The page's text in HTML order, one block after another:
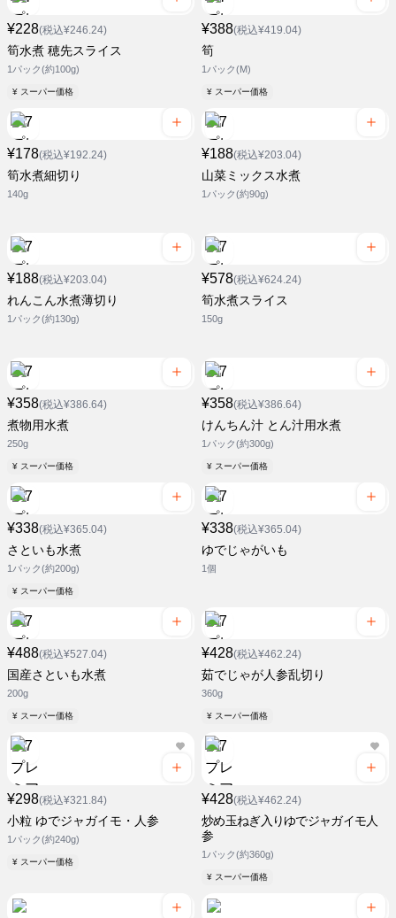
¥228(税込¥246.24)
筍水煮 穂先スライス
1パック(約100g)
¥ スーパー価格
¥388(税込¥419.04)
筍
1パック(M)
¥ スーパー価格
¥178(税込¥192.24)
筍水煮細切り
140g
¥188(税込¥203.04)
山菜ミックス水煮
1パック(約90g)
¥188(税込¥203.04)
れんこん水煮薄切り
1パック(約130g)
¥578(税込¥624.24)
筍水煮スライス
150g
¥358(税込¥386.64)
煮物用水煮
250g
¥ スーパー価格
¥358(税込¥386.64)
けんちん汁 とん汁用水煮
1パック(約300g)
¥ スーパー価格
¥338(税込¥365.04)
さといも水煮
1パック(約200g)
¥ スーパー価格
¥338(税込¥365.04)
ゆでじゃがいも
1個
¥488(税込¥527.04)
国産さといも水煮
200g
¥ スーパー価格
¥428(税込¥462.24)
茹でじゃが人参乱切り
360g
¥ スーパー価格
¥298(税込¥321.84)
小粒 ゆでジャガイモ・人参
1パック(約240g)
¥ スーパー価格
¥428(税込¥462.24)
炒め玉ねぎ入りゆでジャガイモ人
参
1パック(約360g)
¥ スーパー価格